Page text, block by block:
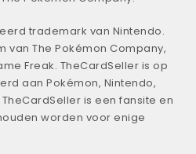
trademark van Nintendo.
van The Pokémon Company,
Freak. TheCardSeller is op
aan Pokémon, Nintendo,
is een fansite en
worden voor enige